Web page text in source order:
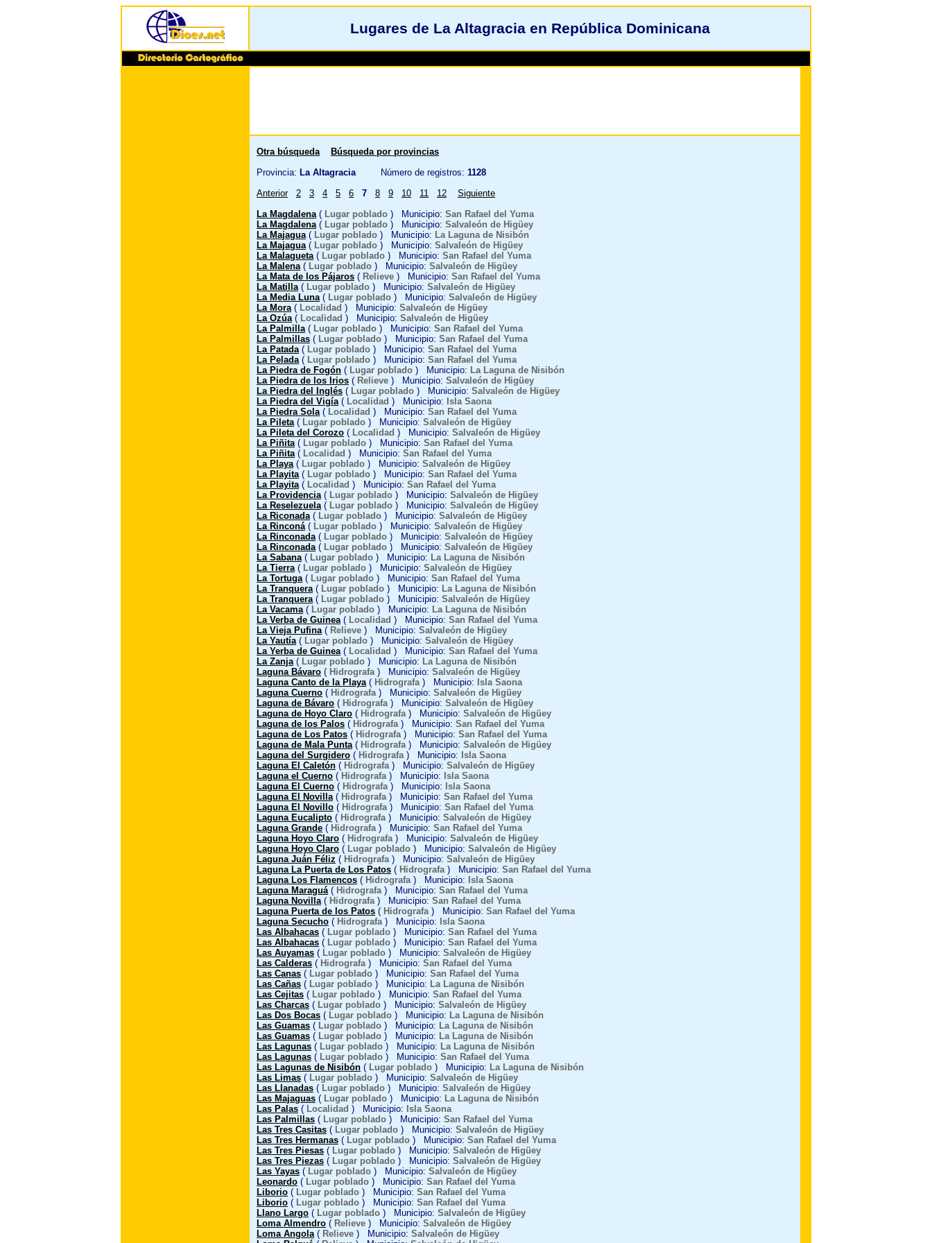
Lugares de La Altagracia en República Dominicana
Otra búsqueda
Búsqueda por provincias
Provincia: La AltagraciaNúmero de registros: 1128
Anterior
2 3 4 5 6 7 8 9 10 11 12
Siguiente
La Magdalena( Lugar poblado ) Municipio: San Rafael del Yuma
La Magdalena( Lugar poblado ) Municipio: Salvaleón de Higüey
La Majagua( Lugar poblado ) Municipio: La Laguna de Nisibón
La Majagua( Lugar poblado ) Municipio: Salvaleón de Higüey
La Malagueta( Lugar poblado ) Municipio: San Rafael del Yuma
La Malena( Lugar poblado ) Municipio: Salvaleón de Higüey
La Mata de los Pájaros ( Relieve ) Municipio: San Rafael del Yuma
La Matilla( Lugar poblado ) Municipio: Salvaleón de Higüey
La Media Luna( Lugar poblado ) Municipio: Salvaleón de Higüey
La Mora( Localidad ) Municipio: Salvaleón de Higüey
La Ozúa( Localidad ) Municipio: Salvaleón de Higüey
La Palmilla( Lugar poblado ) Municipio: San Rafael del Yuma
La Palmillas ( Lugar poblado ) Municipio: San Rafael del Yuma
La Patada( Lugar poblado ) Municipio: San Rafael del Yuma
La Pelada( Lugar poblado ) Municipio: San Rafael del Yuma
La Piedra de Fogón ( Lugar poblado ) Municipio: La Laguna de Nisibón
La Piedra de los Irios ( Relieve ) Municipio: Salvaleón de Higüey
La Piedra del Inglés ( Lugar poblado ) Municipio: Salvaleón de Higüey
La Piedra del Vigía( Localidad ) Municipio: Isla Saona
La Piedra Sola( Localidad ) Municipio: San Rafael del Yuma
La Pileta( Lugar poblado ) Municipio: Salvaleón de Higüey
La Pileta del Corozo ( Localidad ) Municipio: Salvaleón de Higüey
La Piñita( Lugar poblado ) Municipio: San Rafael del Yuma
La Piñita( Localidad ) Municipio: San Rafael del Yuma
La Playa( Lugar poblado ) Municipio: Salvaleón de Higüey
La Playita( Lugar poblado ) Municipio: San Rafael del Yuma
La Playita( Localidad ) Municipio: San Rafael del Yuma
La Providencia( Lugar poblado ) Municipio: Salvaleón de Higüey
La Reselezuela( Lugar poblado ) Municipio: Salvaleón de Higüey
La Riconada( Lugar poblado ) Municipio: Salvaleón de Higüey
La Rinconá( Lugar poblado ) Municipio: Salvaleón de Higüey
La Rinconada( Lugar poblado ) Municipio: Salvaleón de Higüey
La Rinconada( Lugar poblado ) Municipio: Salvaleón de Higüey
La Sabana( Lugar poblado ) Municipio: La Laguna de Nisibón
La Tierra( Lugar poblado ) Municipio: Salvaleón de Higüey
La Tortuga( Lugar poblado ) Municipio: San Rafael del Yuma
La Tranquera( Lugar poblado ) Municipio: La Laguna de Nisibón
La Tranquera( Lugar poblado ) Municipio: Salvaleón de Higüey
La Vacama( Lugar poblado ) Municipio: La Laguna de Nisibón
La Verba de Guinea( Localidad ) Municipio: San Rafael del Yuma
La Vieja Pufina( Relieve ) Municipio: Salvaleón de Higüey
La Yautía( Lugar poblado ) Municipio: Salvaleón de Higüey
La Yerba de Guinea( Localidad ) Municipio: San Rafael del Yuma
La Zanja( Lugar poblado ) Municipio: La Laguna de Nisibón
Laguna Bávaro ( Hidrografa) Municipio: Salvaleón de Higüey
Laguna Canto de la Playa( Hidrografa) Municipio: Isla Saona
Laguna Cuerno ( Hidrografa) Municipio: Salvaleón de Higüey
Laguna de Bávaro ( Hidrografa) Municipio: Salvaleón de Higüey
Laguna de Hoyo Claro ( Hidrografa) Municipio: Salvaleón de Higüey
Laguna de los Palos ( Hidrografa) Municipio: San Rafael del Yuma
Laguna de Los Patos ( Hidrografa) Municipio: San Rafael del Yuma
Laguna de Mala Punta( Hidrografa) Municipio: Salvaleón de Higüey
Laguna del Surgidero ( Hidrografa) Municipio: Isla Saona
Laguna El Caletón ( Hidrografa) Municipio: Salvaleón de Higüey
Laguna el Cuerno ( Hidrografa) Municipio: Isla Saona
Laguna El Cuerno ( Hidrografa) Municipio: Isla Saona
Laguna El Novilla( Hidrografa) Municipio: San Rafael del Yuma
Laguna El Novillo ( Hidrografa) Municipio: San Rafael del Yuma
Laguna Eucalipto ( Hidrografa) Municipio: Salvaleón de Higüey
Laguna Grande ( Hidrografa) Municipio: San Rafael del Yuma
Laguna Hoyo Claro ( Hidrografa) Municipio: Salvaleón de Higüey
Laguna Hoyo Claro ( Lugar poblado ) Municipio: Salvaleón de Higüey
Laguna Juán Féliz ( Hidrografa) Municipio: Salvaleón de Higüey
Laguna La Puerta de Los Patos ( Hidrografa) Municipio: San Rafael del Yuma
Laguna Los Flamencos ( Hidrografa) Municipio: Isla Saona
Laguna Maraguá( Hidrografa) Municipio: San Rafael del Yuma
Laguna Novilla( Hidrografa) Municipio: San Rafael del Yuma
Laguna Puerta de los Patos ( Hidrografa) Municipio: San Rafael del Yuma
Laguna Secucho ( Hidrografa) Municipio: Isla Saona
Las Albahacas ( Lugar poblado ) Municipio: San Rafael del Yuma
Las Albahacas ( Lugar poblado ) Municipio: San Rafael del Yuma
Las Auyamas ( Lugar poblado ) Municipio: Salvaleón de Higüey
Las Calderas ( Hidrografa) Municipio: San Rafael del Yuma
Las Canas ( Lugar poblado ) Municipio: San Rafael del Yuma
Las Cañas ( Lugar poblado ) Municipio: La Laguna de Nisibón
Las Cejitas ( Lugar poblado ) Municipio: San Rafael del Yuma
Las Charcas ( Lugar poblado ) Municipio: Salvaleón de Higüey
Las Dos Bocas ( Lugar poblado ) Municipio: La Laguna de Nisibón
Las Guamas ( Lugar poblado ) Municipio: La Laguna de Nisibón
Las Guamas ( Lugar poblado ) Municipio: La Laguna de Nisibón
Las Lagunas ( Lugar poblado ) Municipio: La Laguna de Nisibón
Las Lagunas ( Lugar poblado ) Municipio: San Rafael del Yuma
Las Lagunas de Nisibón ( Lugar poblado ) Municipio: La Laguna de Nisibón
Las Limas ( Lugar poblado ) Municipio: Salvaleón de Higüey
Las Llanadas ( Lugar poblado ) Municipio: Salvaleón de Higüey
Las Majaguas ( Lugar poblado ) Municipio: La Laguna de Nisibón
Las Palas ( Localidad ) Municipio: Isla Saona
Las Palmillas ( Lugar poblado ) Municipio: San Rafael del Yuma
Las Tres Casitas ( Lugar poblado ) Municipio: Salvaleón de Higüey
Las Tres Hermanas ( Lugar poblado ) Municipio: San Rafael del Yuma
Las Tres Piesas ( Lugar poblado ) Municipio: Salvaleón de Higüey
Las Tres Piezas ( Lugar poblado ) Municipio: Salvaleón de Higüey
Las Yayas ( Lugar poblado ) Municipio: Salvaleón de Higüey
Leonardo ( Lugar poblado ) Municipio: San Rafael del Yuma
Liborio ( Lugar poblado ) Municipio: San Rafael del Yuma
Liborio ( Lugar poblado ) Municipio: San Rafael del Yuma
Llano Largo ( Lugar poblado ) Municipio: Salvaleón de Higüey
Loma Almendro ( Relieve ) Municipio: Salvaleón de Higüey
Loma Angola( Relieve ) Municipio: Salvaleón de Higüey